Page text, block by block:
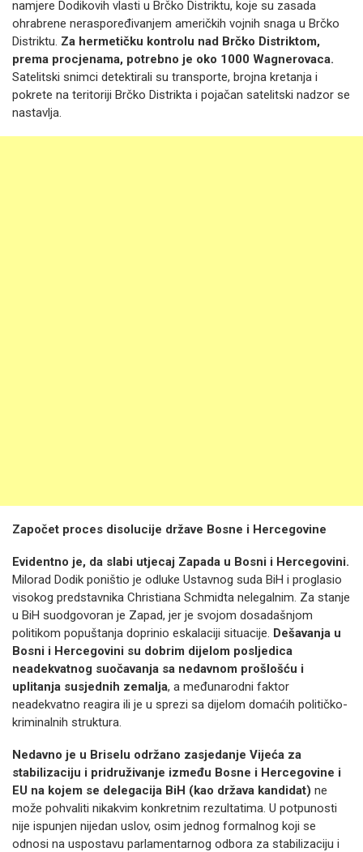
namjere Dodikovih vlasti u Brčko Distriktu, koje su zasada
ohrabrene neraspoređivanjem američkih vojnih snaga u Brčko
Distriktu. Za hermetičku kontrolu nad Brčko Distriktom,
prema procjenama, potrebno je oko 1000 Wagnerovaca.
Satelitski snimci detektirali su transporte, brojna kretanja i
pokrete na teritoriji Brčko Distrikta i pojačan satelitski nadzor se
nastavlja.
Započet proces disolucije države Bosne i Hercegovine
Evidentno je, da slabi utjecaj Zapada u Bosni i Hercegovini.
Milorad Dodik poništio je odluke Ustavnog suda BiH i proglasio
visokog predstavnika Christiana Schmidta nelegalnim. Za stanje
u BiH suodgovoran je Zapad, jer je svojom dosadašnjom
politikom popuštanja doprinio eskalaciji situacije. Dešavanja u
Bosni i Hercegovini su dobrim dijelom posljedica
neadekvatnog suočavanja sa nedavnom prošlošću i
uplitanja susjednih zemalja, a međunarodni faktor
neadekvatno reagira ili je u sprezi sa dijelom domaćih političko-
kriminalnih struktura.
Nedavno je u Briselu održano zasjedanje Vijeća za
stabilizaciju i pridruživanje između Bosne i Hercegovine i
EU na kojem se delegacija BiH (kao država kandidat) ne
može pohvaliti nikakvim konkretnim rezultatima. U potpunosti
nije ispunjen nijedan uslov, osim jednog formalnog koji se
odnosi na uspostavu parlamentarnog odbora za stabilizaciju i